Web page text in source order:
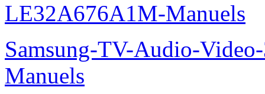
LE32A676A1M-Manuels
Samsung-TV-Audio-
Manuels